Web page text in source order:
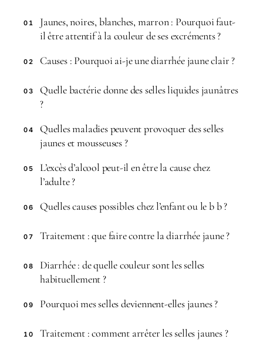
01
Jaunes, noires, blanches, marron : Pourquoi faut-
il être attentif à la couleur de ses excréments ?
02 Causes : Pourquoi ai-je une diarrhée jaune clair ?
03
Quelle bactérie donne des selles liquides jaunâtres
?
04
Quelles maladies peuvent provoquer des selles
jaunes et mousseuses ?
05
L’excès d’alcool peut-il en être la cause chez
l’adulte ?
06 Quelles causes possibles chez l’enfant ou le b b ?
07 Traitement : que faire contre la diarrhée jaune ?
08
Diarrhée : de quelle couleur sont les selles
habituellement ?
09 Pourquoi mes selles deviennent-elles jaunes ?
10 Traitement : comment arrêter les selles jaunes ?